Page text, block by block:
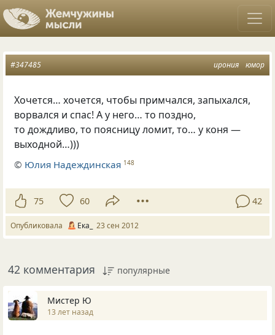
ирония юмор
#347485
Хочется… хочется, чтобы примчался, запыхался,
ворвался и спас! А у него… то поздно,
то дождливо, то поясницу ломит, то… у коня —
выходной…)))
© Юлия Надеждинская 148
75 60 42
Опубликовала Ека_ 23 сен 2012
42 комментария популярные
Мистер Ю
13 лет назад